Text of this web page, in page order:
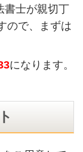
書士が親切丁
ので、まずは
になります。